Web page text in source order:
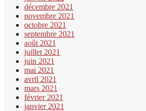
décembre 2021
novembre 2021
octobre 2021
septembre 2021
août 2021
juillet 2021
juin 2021
mai 2021
avril 2021
mars 2021
février 2021
janvier 2021